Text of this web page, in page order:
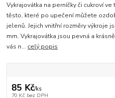
Vykrajovátka na perníčky či cukroví
těsto, které po upečení můžete
jelenů. Jejich vnitřní rozměry výkroje
mm. Vykrajovátka jsou pevná a
vás n... celý popis
85 Kč/ks
70 Kč bez DPH